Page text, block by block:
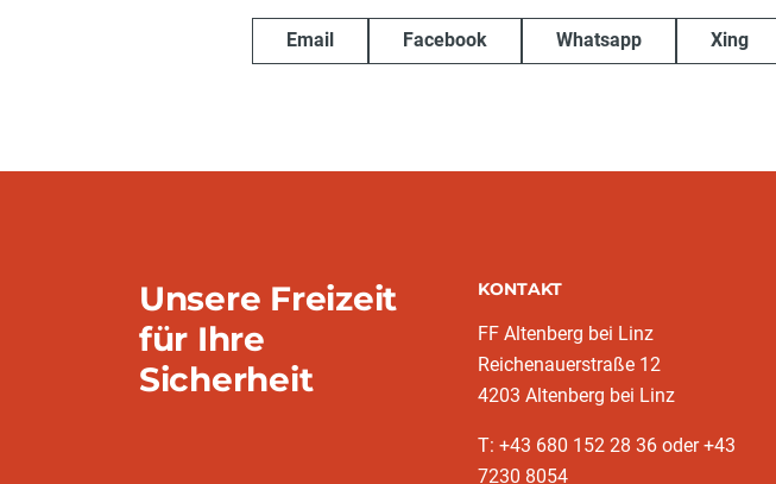
Email Facebook Whatsapp Xing
Unsere Freizeit
für Ihre
Sicherheit
KONTAKT
FF Altenberg bei Linz
Reichenauerstraße 12
4203 Altenberg bei Linz
T: +43 680 152 28 36 oder +43
7230 8054